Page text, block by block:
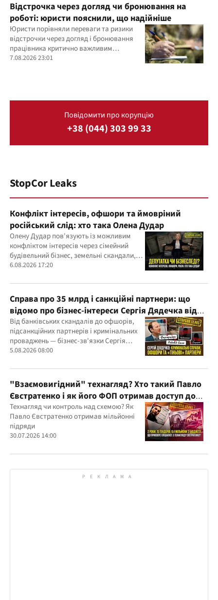
Відстрочка через догляд чи бронювання на
роботі: юристи пояснили, що надійніше
Юристи порівняли переваги та ризики
відстрочки через догляд і бронювання
працівника критично важливим
підприємством
7.08.2026 23:01
Повідомити про корупцію
+38 (044) 303 99 33
StopCor Leaks
Конфлікт інтересів, офшори та ймовріний
російський слід: хто така Олена Дудар
Олену Дудар пов'язують із можливим
конфліктом інтересів через сімейний
будівельний бізнес, земельні скандали,
судові справи
6.08.2026 17:20
Справа про 35 млрд і санкційні партнери: що
відомо про бізнес-інтереси Сергія Дядечка від
"Родовід Банку" до "ФАРМАСЕЛ"
Від банківських скандалів до офшорів,
підсанкційних партнерів і кримінальних
проваджень — бізнес-зв'язки Сергія
Дядечка й досі простягаються через
5.08.2026 08:00
"Взаємовигідний" технагляд? Хто такий Павло
Євстратенко і як його ФОП отримав доступ до
бюджетних мільйонів?
Технагляд чи контроль над схемою? Як
Павло Євстратенко отримав мільйонні
підряди
30.07.2026 14:00